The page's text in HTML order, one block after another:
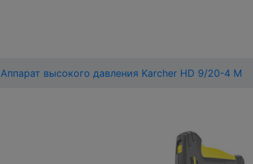
Аппарат высокого давления Karcher HD 9/20-4 M